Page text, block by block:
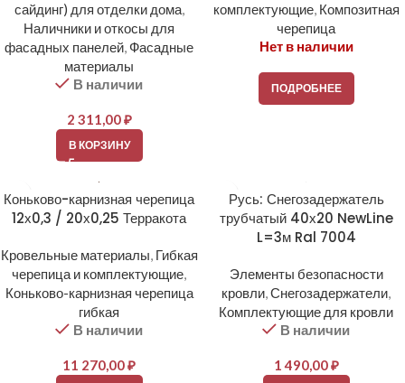
сайдинг) для отделки дома,
Наличники и откосы для
фасадных панелей, Фасадные
материалы
В наличии
2 311,00₽
В КОРЗИНУ
комплектующие, Композитная
черепица
Нет в наличии
ПОДРОБНЕЕ
Коньково-карнизная черепица
12х0,3 / 20х0,25 Терракота
Кровельные материалы, Гибкая
черепица и комплектующие,
Коньково-карнизная черепица
гибкая
В наличии
11 270,00₽
Русь: Снегозадержатель
трубчатый 40х20 NewLine
L=3м Ral 7004
Элементы безопасности
кровли,Снегозадержатели,
Комплектующие для кровли
В наличии
1 490,00₽